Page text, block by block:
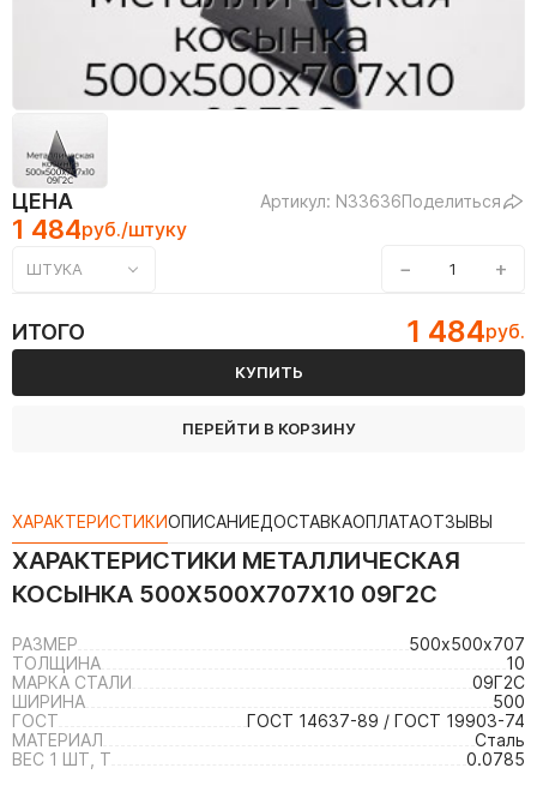
ЦЕНА Артикул: N33636Поделиться
1 484руб./штуку
ШТУКА − +
ИТОГО 1 484руб.
КУПИТЬ
ПЕРЕЙТИ В КОРЗИНУ
ХАРАКТЕРИСТИКИОПИСАНИЕДОСТАВКАОПЛАТАОТЗЫВЫ
ХАРАКТЕРИСТИКИ МЕТАЛЛИЧЕСКАЯ
КОСЫНКА 500Х500Х707Х10 09Г2С
РАЗМЕР
500х500х707
ТОЛЩИНА
10
МАРКА СТАЛИ
09Г2С
ШИРИНА
500
ГОСТ
ГОСТ 14637-89 / ГОСТ 19903-74
МАТЕРИАЛ
Сталь
ВЕС 1 ШТ, Т
0.0785